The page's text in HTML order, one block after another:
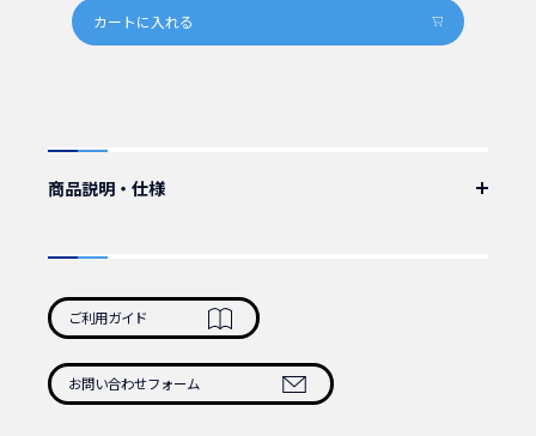
商品説明・仕様
国内用、250V15A
カラー：黒
認証：PSE
1本 商品番号：110900
ご利用ガイド
お問い合わせフォーム